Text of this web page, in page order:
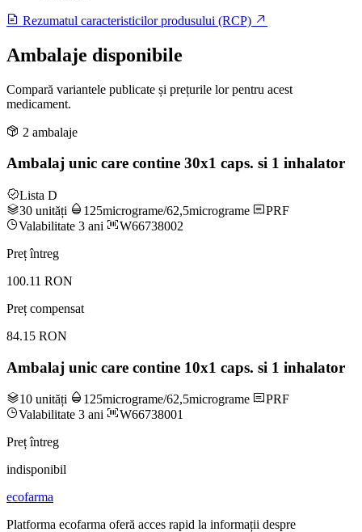
Rezumatul caracteristicilor produsului (RCP)
Ambalaje disponibile
Compară variantele publicate și prețurile lor pentru acest
medicament.
2 ambalaje
Ambalaj unic care contine 30x1 caps. si 1 inhalator
Lista D
30 unități
125micrograme/62,5micrograme
PRF
Valabilitate 3 ani
W66738002
Preț întreg
100.11 RON
Preț compensat
84.15 RON
Ambalaj unic care contine 10x1 caps. si 1 inhalator
10 unități 125micrograme/62,5micrograme
PRF
Valabilitate 3 ani
W66738001
Preț întreg
indisponibil
ecofarma
Platforma ecofarma oferă acces rapid la informații despre